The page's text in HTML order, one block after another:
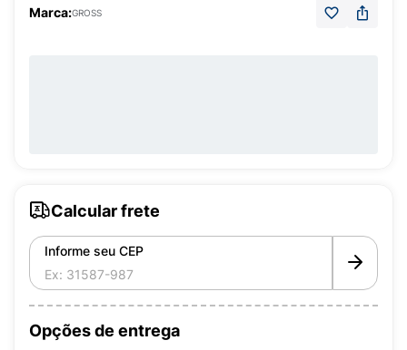
Marca:GROSS
Calcular frete
Informe seu CEP
Opções de entrega